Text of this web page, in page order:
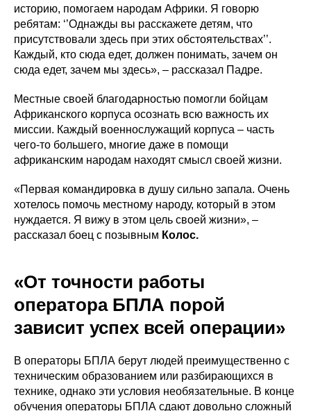
историю, помогаем народам Африки. Я говорю
ребятам: ‘’Однажды вы расскажете детям, что
присутствовали здесь при этих обстоятельствах’’.
Каждый, кто сюда едет, должен понимать, зачем он
сюда едет, зачем мы здесь», – рассказал Падре.
Местные своей благодарностью помогли бойцам
Африканского корпуса осознать всю важность их
миссии. Каждый военнослужащий корпуса – часть
чего-то большего, многие даже в помощи
африканским народам находят смысл своей жизни.
«Первая командировка в душу сильно запала. Очень
хотелось помочь местному народу, который в этом
нуждается. Я вижу в этом цель своей жизни», –
рассказал боец с позывным Колос.
«От точности работы
оператора БПЛА порой
зависит успех всей операции»
В операторы БПЛА берут людей преимущественно с
техническим образованием или разбирающихся в
технике, однако эти условия необязательные. В конце
обучения операторы БПЛА сдают довольно сложный